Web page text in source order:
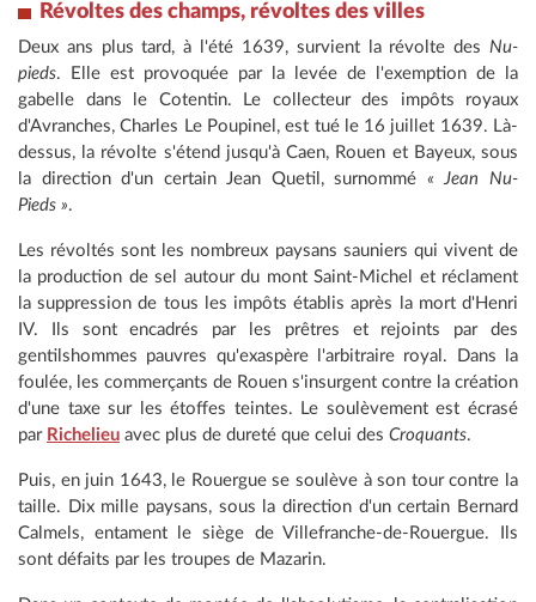
Révoltes des champs, révoltes des villes
Deux ans plus tard, à l'été 1639, survient la révolte des Nu-
pieds. Elle est provoquée par la levée de l'exemption de la
gabelle dans le Cotentin. Le collecteur des impôts royaux
d'Avranches, Charles Le Poupinel, est tué le 16 juillet 1639. Là-
dessus, la révolte s'étend jusqu'à Caen, Rouen et Bayeux, sous
la direction d'un certain Jean Quetil, surnommé « Jean Nu-
Pieds ».
Les révoltés sont les nombreux paysans sauniers qui vivent de
la production de sel autour du mont Saint-Michel et réclament
la suppression de tous les impôts établis après la mort d'Henri
IV. Ils sont encadrés par les prêtres et rejoints par des
gentilshommes pauvres qu'exaspère l'arbitraire royal. Dans la
foulée, les commerçants de Rouen s'insurgent contre la création
d'une taxe sur les étoffes teintes. Le soulèvement est écrasé
par Richelieu avec plus de dureté que celui des Croquants.
Puis, en juin 1643, le Rouergue se soulève à son tour contre la
taille. Dix mille paysans, sous la direction d'un certain Bernard
Calmels, entament le siège de Villefranche-de-Rouergue. Ils
sont défaits par les troupes de Mazarin.